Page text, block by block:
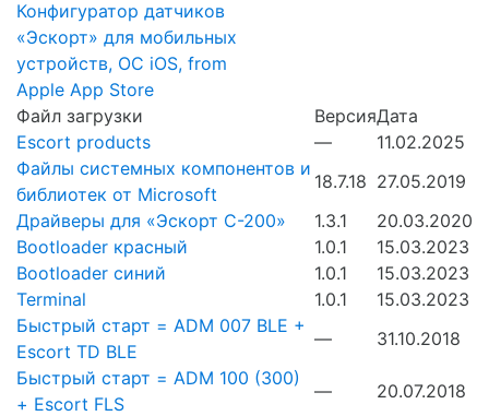
Конфигуратор датчиков
«Эскорт» для мобильных
устройств, ОС iOS, from
Apple App Store
Файл загрузки
ВерсияДата
Escort products
—
11.02.2025
Файлы системных компонентов и
библиотек от Microsoft
18.7.18 27.05.2019
Драйверы для «Эскорт С-200»
1.3.1
20.03.2020
Bootloader красный
1.0.1
15.03.2023
Bootloader синий
1.0.1
15.03.2023
Terminal
1.0.1
15.03.2023
Быстрый старт = ADM 007 BLE +
Escort TD BLE
—
31.10.2018
Быстрый старт = ADM 100 (300)
+ Escort FLS
—
20.07.2018